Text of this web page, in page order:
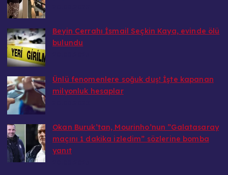
Beyin Cerrahı İsmail Seçkin Kaya, evinde ölü
bulundu
Ünlü fenomenlere soğuk duş! İşte kapanan
milyonluk hesaplar
Okan Buruk’tan, Mourinho’nun ”Galatasaray
maçını 1 dakika izledim” sözlerine bomba
yanıt